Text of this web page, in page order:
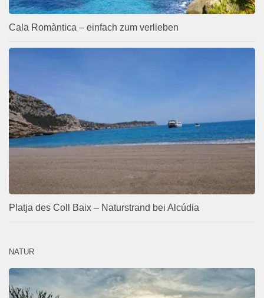
Cala Romàntica – einfach zum verlieben
Platja des Coll Baix – Naturstrand bei Alcúdia
NATUR